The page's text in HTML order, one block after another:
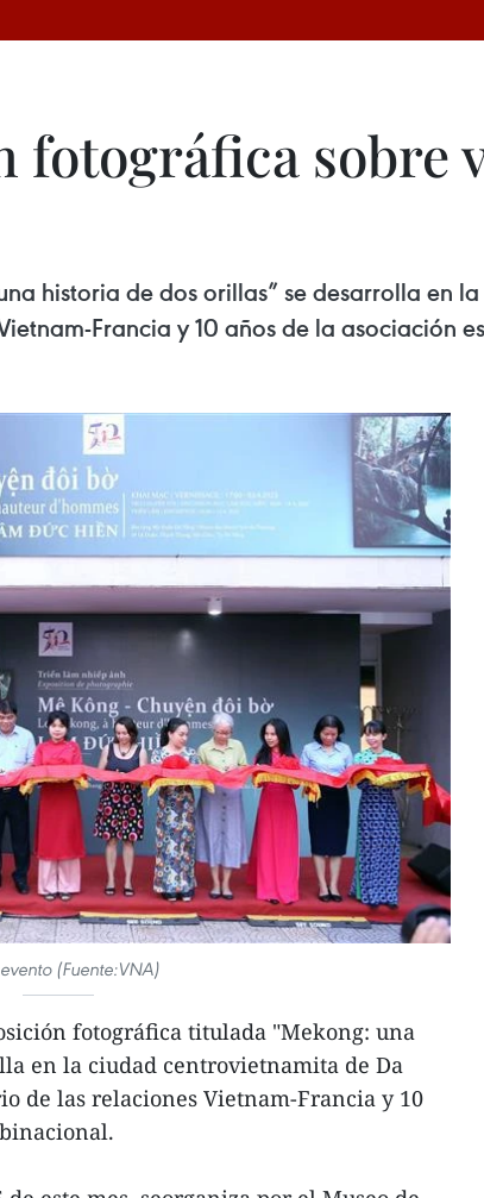
fotográfica sobre
historia de dos orillas” se desarrolla en
Francia y 10 años de la asociación
(Fuente:VNA)
fotográfica titulada "Mekong: una
en la ciudad centrovietnamita de Da
de las relaciones Vietnam-Francia y 10